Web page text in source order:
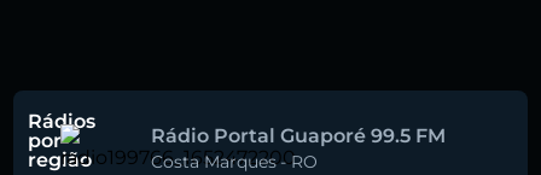
Rádios
por
região
Rádio Portal Guaporé 99.5 FM
Costa Marques-RO